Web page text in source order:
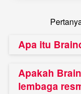
Apa itu
Apakah
lembaga